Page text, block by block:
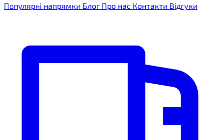
Популярні напрямки Блог Про нас Контакти Відгуки